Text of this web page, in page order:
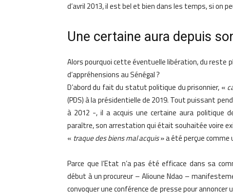
d’avril 2013, il est bel et bien dans les temps, si on
Une certaine aura depuis
Alors pourquoi cette éventuelle libération, du
d’appréhensions au Sénégal ?
D’abord du fait du statut politique du prisonnier, «
(PDS) à la présidentielle de 2019. Tout puissant
à 2012 -, il a acquis une certaine aura politique
paraître, son arrestation qui était souhaitée voire
« traque des biens mal acquis» a été perçue comme
Parce que l’Etat n’a pas été efficace dans sa
début à un procureur – Alioune Ndao –
convoquer une conférence de presse pour